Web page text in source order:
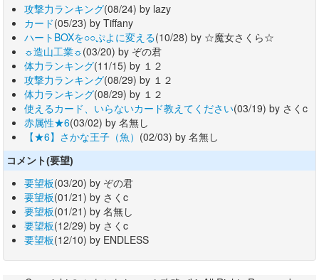
攻撃力ランキング(08/24) by lazy
カード(05/23) by Tiffany
ハートBOXを○○ぷよに変える(10/28) by ☆魔女さくら☆
☼造山工業☼(03/20) by ぞの君
体力ランキング(11/15) by １２
攻撃力ランキング(08/29) by １２
体力ランキング(08/29) by １２
使えるカード、いらないカード教えてください(03/19) by さくc
赤属性★6(03/02) by 名無し
【★6】さかな王子（魚） (02/03) by 名無し
コメント(要望)
要望板(03/20) by ぞの君
要望板(01/21) by さくc
要望板(01/21) by 名無し
要望板(12/29) by さくc
要望板(12/10) by ENDLESS